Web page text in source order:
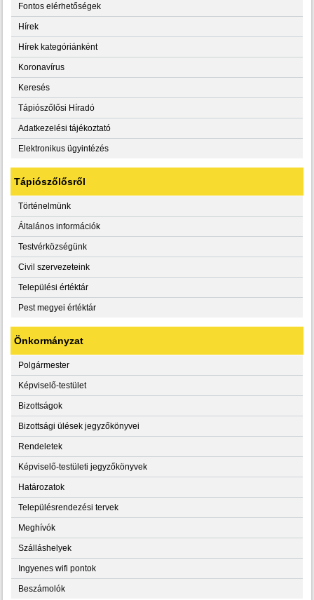
Fontos elérhetőségek
Hírek
Hírek kategóriánként
Koronavírus
Keresés
Tápiószőlősi Híradó
Adatkezelési tájékoztató
Elektronikus ügyintézés
Tápiószőlősről
Történelmünk
Általános információk
Testvérközségünk
Civil szervezeteink
Települési értéktár
Pest megyei értéktár
Önkormányzat
Polgármester
Képviselő-testület
Bizottságok
Bizottsági ülések jegyzőkönyvei
Rendeletek
Képviselő-testületi jegyzőkönyvek
Határozatok
Településrendezési tervek
Meghívók
Szálláshelyek
Ingyenes wifi pontok
Beszámolók